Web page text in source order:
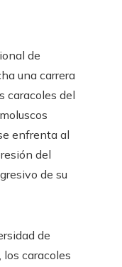
de
una carrera
caracoles del
enfrenta al
del
de su
de
caracoles